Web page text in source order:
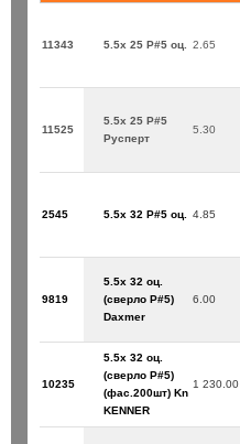
11343 5.5х 25 P#5 оц. 2.65
11525
5.5х 25 P#5
Русперт
5.30
2545 5.5х 32 P#5 оц. 4.85
9819
5.5х 32 оц.
(сверло P#5)
Daxmer
6.00
10235
5.5х 32 оц.
(сверло P#5)
(фас.200шт) Kn
KENNER
1 230.00